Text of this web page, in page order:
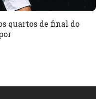
quartos de final do